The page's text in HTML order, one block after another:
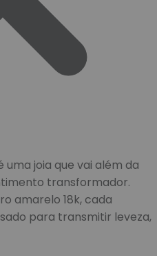
uma joia que vai além da
transformador.
amarelo 18k, cada
para transmitir leveza,